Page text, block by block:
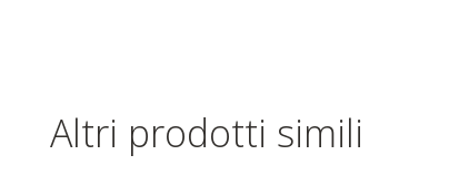
Altri prodotti simili